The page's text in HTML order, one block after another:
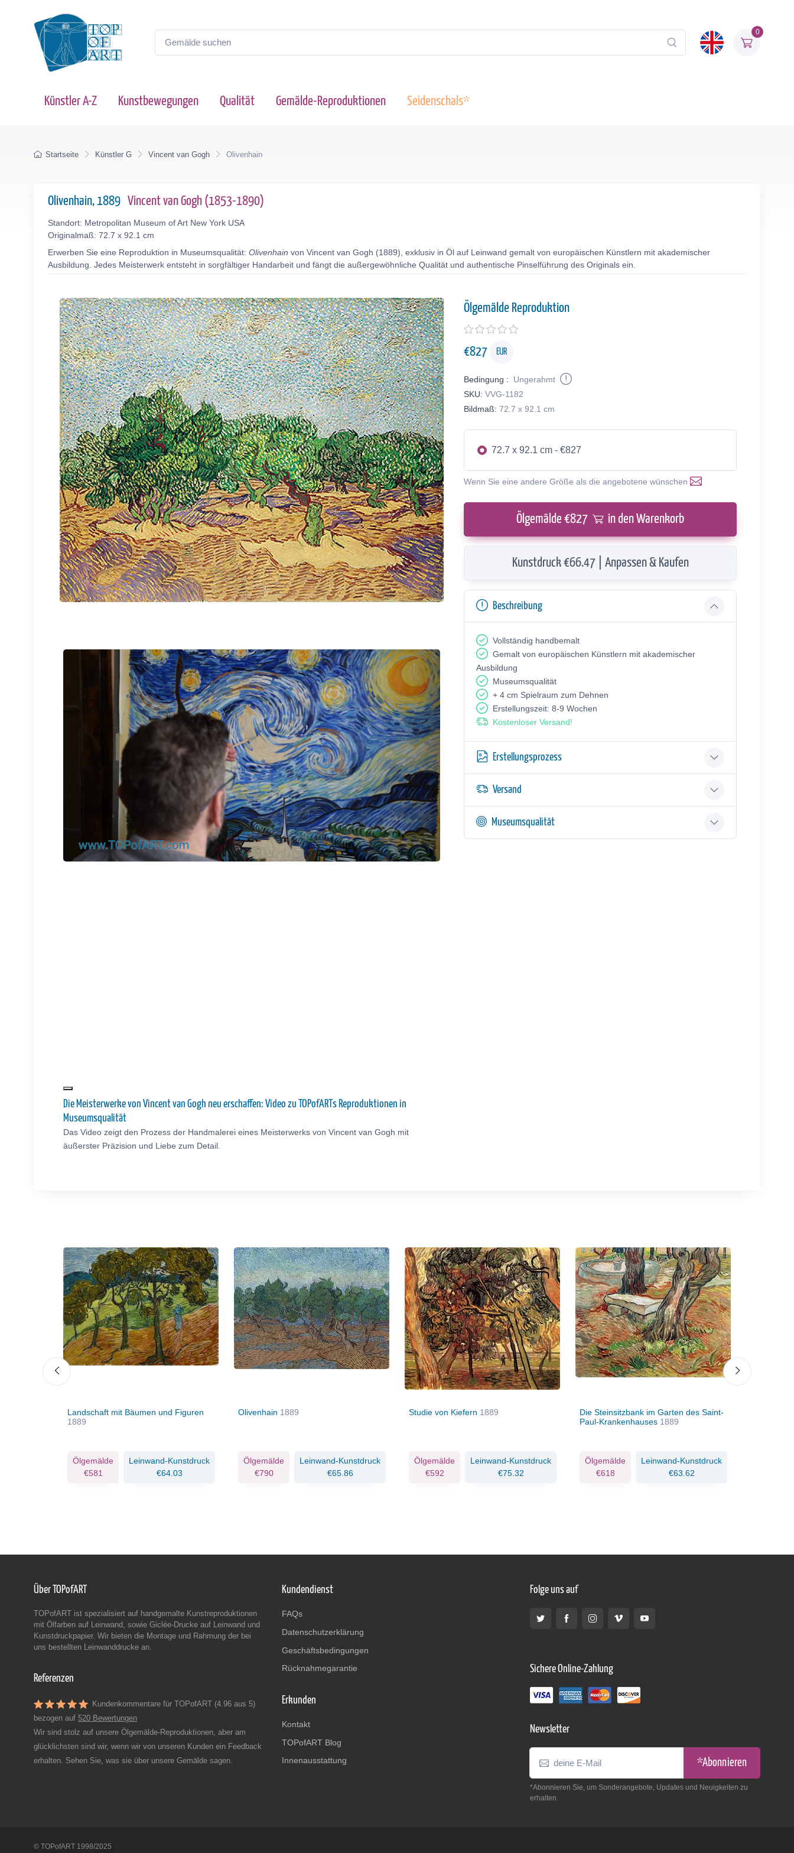
0
Künstler A-Z Kunstbewegungen Qualität Gemälde-Reproduktionen Seidenschals*
Startseite Künstler G Vincent van Gogh Olivenhain
Olivenhain, 1889 Vincent van Gogh (1853-1890)
Standort: Metropolitan Museum of Art New York USA
Originalmaß: 72.7 x 92.1 cm
Erwerben Sie eine Reproduktion in Museumsqualität: Olivenhain von Vincent van Gogh (1889), exklusiv in Öl auf Leinwand gemalt von europäischen Künstlern mit akademischer
Ausbildung. Jedes Meisterwerk entsteht in sorgfältiger Handarbeit und fängt die außergewöhnliche Qualität und authentische Pinselführung des Originals ein.
Die Meisterwerke von Vincent van Gogh neu erschaffen: Video zu TOPofARTs Reproduktionen in
Museumsqualität
Das Video zeigt den Prozess der Handmalerei eines Meisterwerks von Vincent van Gogh mit
äußerster Präzision und Liebe zum Detail.
Ölgemälde Reproduktion
€827 EUR
Bedingung :
Ungerahmt
SKU: VVG-1182
Bildmaß: 72.7 x 92.1 cm
72.7 x 92.1 cm - €827
Wenn Sie eine andere Größe als die angebotene wünschen
Ölgemälde €827 in den Warenkorb
Kunstdruck €66.47 | Anpassen & Kaufen
Beschreibung
Vollständig handbemalt
Gemalt von europäischen Künstlern mit akademischer
Ausbildung
Museumsqualität
+ 4 cm Spielraum zum Dehnen
Erstellungszeit: 8-9 Wochen
Kostenloser Versand!
Erstellungsprozess
Versand
Museumsqualität
Landschaft mit Bäumen und Figuren
1889
Ölgemälde
€581
Leinwand-Kunstdruck
€64.03
Olivenhain 1889
Ölgemälde
€790
Leinwand-Kunstdruck
€65.86
Studie von Kiefern 1889
Ölgemälde
€592
Leinwand-Kunstdruck
€75.32
Die Steinsitzbank im Garten des Saint-
Paul-Krankenhauses 1889
Ölgemälde
€618
Leinwand-Kunstdruck
€63.62
Über TOPofART
TOPofART ist spezialisiert auf handgemalte Kunstreproduktionen
mit Ölfarben auf Leinwand, sowie Giclée-Drucke auf Leinwand und
Kunstdruckpapier. Wir bieten die Montage und Rahmung der bei
uns bestellten Leinwanddrucke an.
Referenzen
Kundenkommentare für TOPofART (4.96 aus 5)
bezogen auf 520 Bewertungen
Wir sind stolz auf unsere Ölgemälde-Reproduktionen, aber am
glücklichsten sind wir, wenn wir von unseren Kunden ein Feedback
erhalten. Sehen Sie, was sie über unsere Gemälde sagen.
Kundendienst
FAQs
Datenschutzerklärung
Geschäftsbedingungen
Rücknahmegarantie
Erkunden
Kontakt
TOPofART Blog
Innenausstattung
Folge uns auf
Sichere Online-Zahlung
Newsletter
*Abonnieren
*Abonnieren Sie, um Sonderangebote, Updates und Neuigkeiten zu
erhalten.
© TOPofART 1998/2025